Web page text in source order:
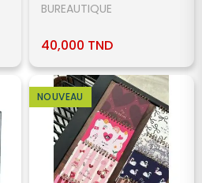
BUREAUTIQUE
40,000 TND
NOUVEAU